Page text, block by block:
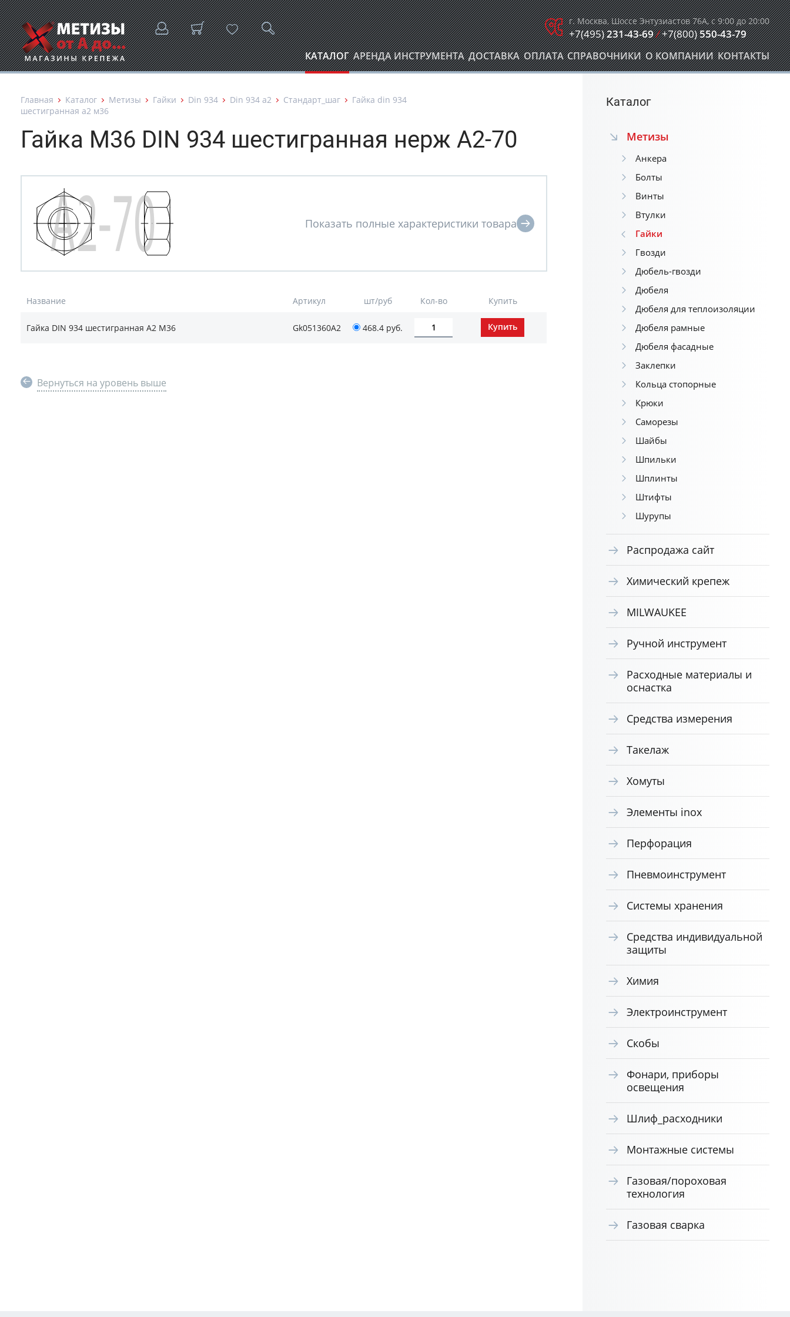
г. Москва, Шоссе Энтузиастов 76А, с 9:00 до 20:00
+7(495)231-43-69/+7(800)550-43-79
КАТАЛОГ АРЕНДА ИНСТРУМЕНТА ДОСТАВКА ОПЛАТА СПРАВОЧНИКИ О КОМПАНИИ КОНТАКТЫ
Главная Каталог Метизы Гайки Din 934 Din 934 а2 Стандарт_шаг
Гайка din 934
шестигранная а2 м36
Гайка М36 DIN 934 шестигранная нерж А2-70
Название Артикул шт/руб Кол-во Купить
Гайка DIN 934 шестигранная А2 М36 Gk051360А2 468.4 руб.
Вернуться на уровень выше
Каталог
Метизы
Анкера
Болты
Винты
Втулки
Гайки
Гвозди
Дюбель-гвозди
Дюбеля
Дюбеля для теплоизоляции
Дюбеля рамные
Дюбеля фасадные
Заклепки
Кольца стопорные
Крюки
Саморезы
Шайбы
Шпильки
Шплинты
Штифты
Шурупы
Распродажа сайт
Химический крепеж
MILWAUKEE
Ручной инструмент
Расходные материалы и
оснастка
Средства измерения
Такелаж
Хомуты
Элементы inox
Перфорация
Пневмоинструмент
Системы хранения
Средства индивидуальной
защиты
Химия
Электроинструмент
Скобы
Фонари, приборы
освещения
Шлиф_расходники
Монтажные системы
Газовая/пороховая
технология
Газовая сварка